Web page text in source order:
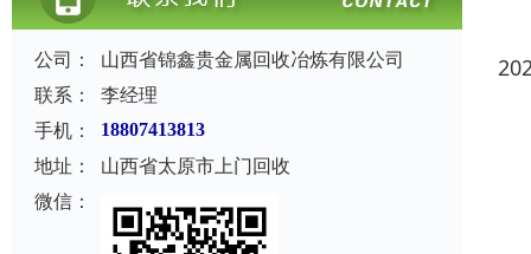
公司：
山西省锦鑫贵金属回收冶炼有限公司
联系：
李经理
手机：
18807413813
地址：
山西省太原市上门回收
微信：